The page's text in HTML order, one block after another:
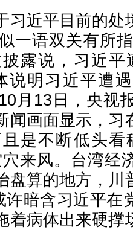
习近平目前的处
一语双关有所
露说，习近平
说明习近平遭
月13日，央视
闻画面显示，习
是不断低头看
来风。台湾经
盘算的地方，川
许暗含习近平在
着病体出来硬撑